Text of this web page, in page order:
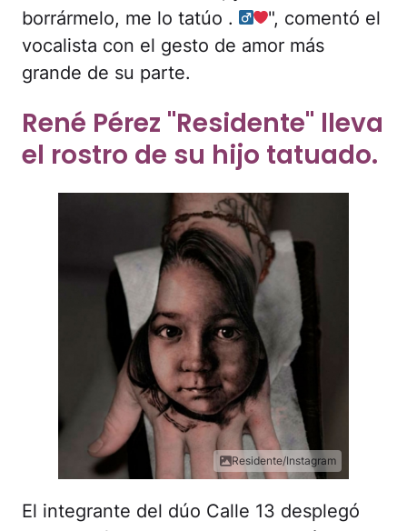
borrármelo, me lo tatúo . ‍
", comentó el
vocalista con el gesto de amor más
grande de su parte.
René Pérez "Residente" lleva
el rostro de su hijo tatuado.
Residente/Instagram
El integrante del dúo Calle 13 desplegó